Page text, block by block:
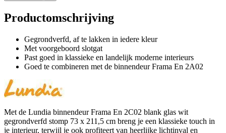
Productomschrijving
Gegrondverfd, af te lakken in iedere kleur
Met voorgeboord slotgat
Past goed in klassieke en landelijk moderne interieurs
Goed te combineren met de binnendeur Frama En 2A02
Met de Lundia binnendeur Frama En 2C02 blank glas wit
gegrondverfd stomp 73 x 211,5 cm breng je een klassieke touch in
je interieur, terwijl je ook profiteert van heerlijke lichtinval en